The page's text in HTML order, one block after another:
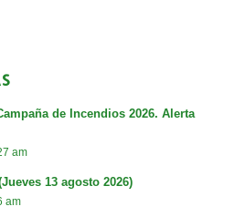
de Incendios 2026. Alerta
am
13 agosto 2026)
am